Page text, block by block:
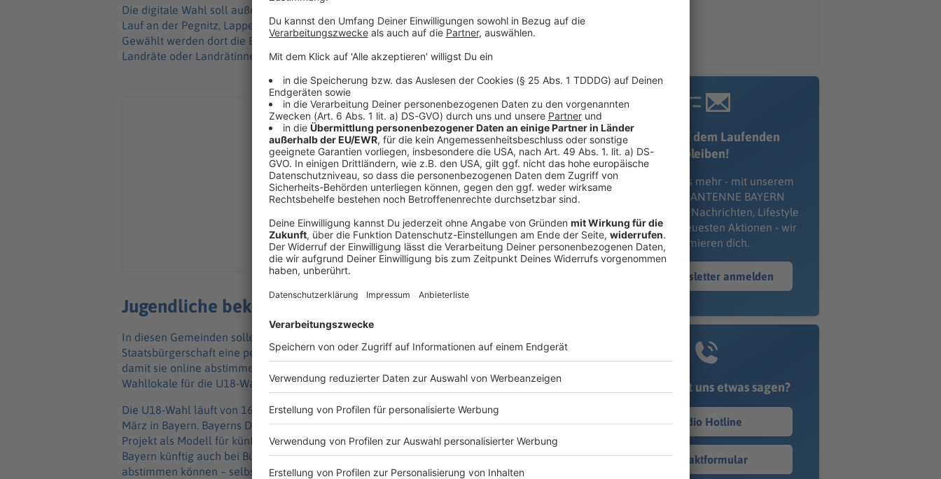
Die digitale Wahl soll außer im Kreis Regensburg noch in Augsburg, Dasing, Donauwörth,
Lauf an der Pegnitz, Lappersdorf, Mellrichstadt, Pegnitz, Tutzing und Zeitlarn stattfinden.
Gewählt werden dort die Ersten Bürgermeister beziehungsweise Bürgermeisterinnen sowie
Landräte oder Landrätinnen.
Jugendliche bekommen Wahlbenachrichtigungen
In diesen Gemeinden sollen alle 14- bis 17-Jährigen mit deutscher oder einer anderen EU-
Staatsbürgerschaft eine persönliche Wahlbenachrichtigung von den Kommunen erhalten,
damit sie online abstimmen können. In den Pilotorten wird es dafür keine herkömmlichen
Wahllokale für die U18-Wahl geben, um Doppelabstimmungen zu vermeiden.
Die U18-Wahl läuft von 16. bis 27. Februar, die eigentliche Kommunalwahl ist dann am 8.
März in Bayern. Bayerns Digitalminister Fabian Mehring (Freie Wähler) sieht das Online-
Projekt als Modell für künftige Abstimmungen: «Meine Vision ist, dass die Menschen in
Bayern künftig auch bei Bürgerbegehren oder den Kommunal- und Landtagswahlen digital
abstimmen können – selbstverständlich auf höchstem Sicherheitsniveau und unter Wahrung
Immer auf dem Laufenden
bleiben!
Verpass' nichts mehr - mit unserem
kostenlosen ANTENNE BAYERN
Newsletter. Ob Nachrichten, Lifestyle
oder unsere neuesten Aktionen - wir
informieren dich.
Zum Newsletter anmelden
Du möchtest uns etwas sagen?
Studio Hotline
Kontaktformular